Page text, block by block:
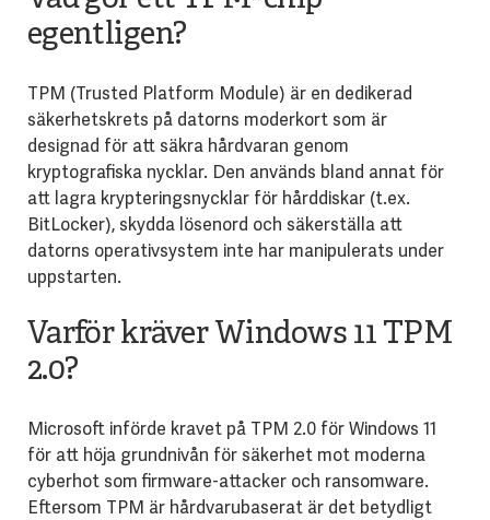
egentligen?
TPM (Trusted Platform Module) är en dedikerad
säkerhetskrets på datorns moderkort som är
designad för att säkra hårdvaran genom
kryptografiska nycklar. Den används bland annat för
att lagra krypteringsnycklar för hårddiskar (t.ex.
BitLocker), skydda lösenord och säkerställa att
datorns operativsystem inte har manipulerats under
uppstarten.
Varför kräver Windows 11 TPM
2.0?
Microsoft införde kravet på TPM 2.0 för Windows 11
för att höja grundnivån för säkerhet mot moderna
cyberhot som firmware-attacker och ransomware.
Eftersom TPM är hårdvarubaserat är det betydligt